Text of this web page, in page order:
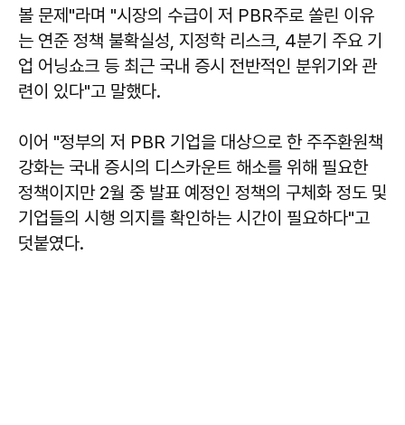
볼 문제"라며 "시장의 수급이 저 PBR주로 쏠린 이유
는 연준 정책 불확실성, 지정학 리스크, 4분기 주요 기
업 어닝쇼크 등 최근 국내 증시 전반적인 분위기와 관
련이 있다"고 말했다.
이어 "정부의 저 PBR 기업을 대상으로 한 주주환원책
강화는 국내 증시의 디스카운트 해소를 위해 필요한
정책이지만 2월 중 발표 예정인 정책의 구체화 정도 및
기업들의 시행 의지를 확인하는 시간이 필요하다"고
덧붙였다.